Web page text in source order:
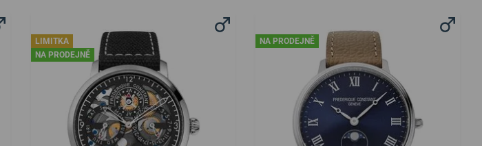
LIMITKA
NA PRODEJNĚ
NA PRODEJNĚ